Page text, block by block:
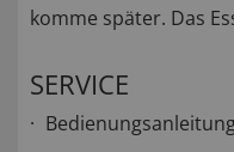
komme später. Das
SERVICE